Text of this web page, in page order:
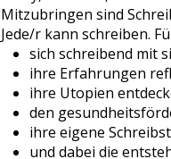
Mitzubringen sind
Jede/r kann schreiben.
sich schreibend mit
ihre Erfahrungen
ihre Utopien
den
ihre eigene
und dabei die